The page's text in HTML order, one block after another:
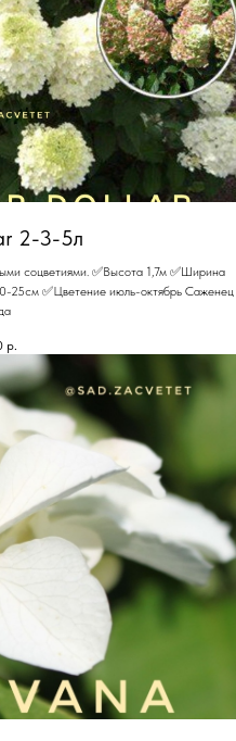
2-3-5л
соцветиями. ✅Высота 1,7м ✅Ширина
25см ✅Цветение июль-октябрь Саженец
р.